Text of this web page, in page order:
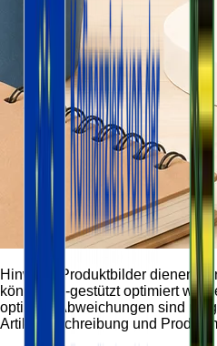
Hinweis:
Produktbilder dienen
können KI-gestützt optimiert
optische Abweichungen sind
Artikelbeschreibung und